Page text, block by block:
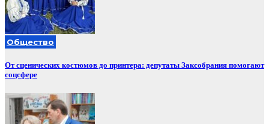
Общество
От сценических костюмов до принтера: депутаты Заксобрания помогают
соцсфере